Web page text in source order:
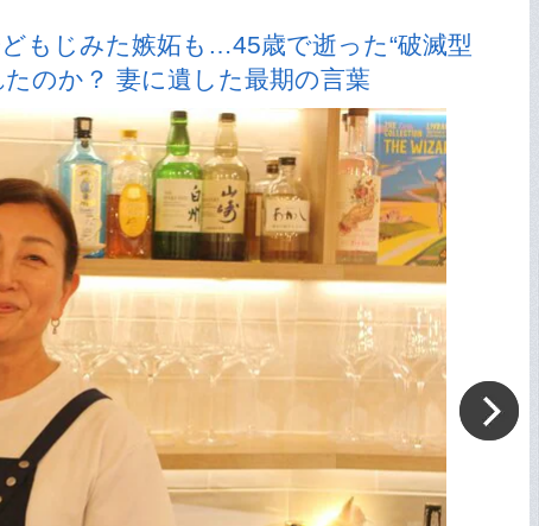
もじみた嫉妬も…45歳で逝った“破滅型
のか？ 妻に遺した最期の言葉